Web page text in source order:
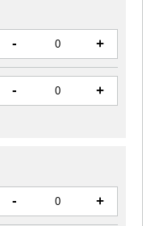
- +
- +
- +